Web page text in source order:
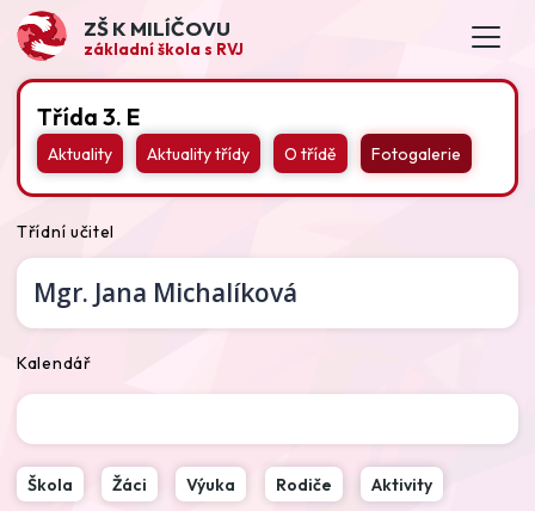
ZŠ K MILÍČOVU
základní škola s RVJ
Třída 3. E
Aktuality Aktuality třídy O třídě Fotogalerie
Třídní učitel
Mgr. Jana Michalíková
Kalendář
Škola Žáci Výuka Rodiče Aktivity